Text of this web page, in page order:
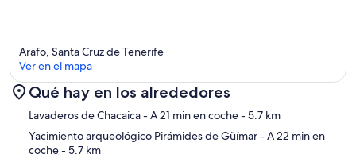
Mapa
Arafo, Santa Cruz de Tenerife
Ver en el mapa
Qué hay en los alrededores
Lavaderos de Chacaica- A 21 min en coche- 5.7 km
Yacimiento arqueológico Pirámides de Güímar- A 22 min en
coche- 5.7 km